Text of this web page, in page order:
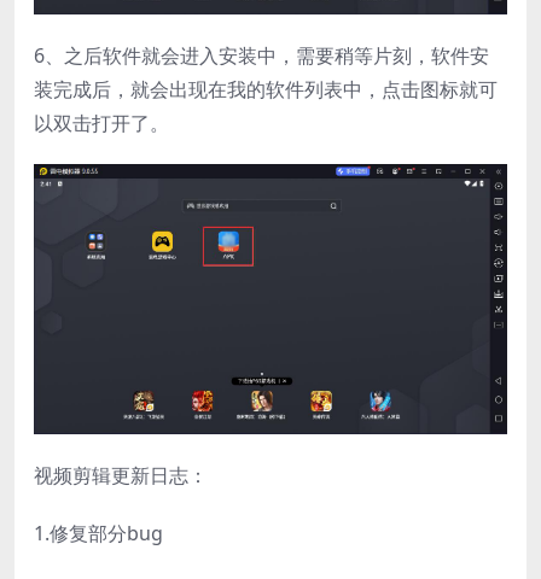
6、之后软件就会进入安装中，需要稍等片刻，软件安
装完成后，就会出现在我的软件列表中，点击图标就可
以双击打开了。
视频剪辑更新日志：
1.修复部分bug